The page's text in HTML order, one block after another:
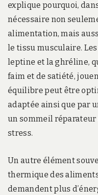
explique pourquoi,
nécessaire non
alimentation, mais
le tissu musculaire.
leptine et la ghréline,
faim et de satiété,
équilibre peut être
adaptée ainsi que par
un sommeil réparateur
stress.
Un autre élément
thermique des
demandent plus